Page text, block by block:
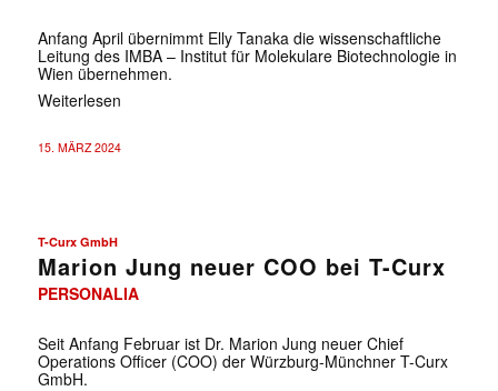
Anfang April übernimmt Elly Tanaka die wissenschaftliche
Leitung des IMBA – Institut für Molekulare Biotechnologie in
Wien übernehmen.
Weiterlesen
15. MÄRZ 2024
T-Curx GmbH
Marion Jung neuer COO bei T-Curx
PERSONALIA
Seit Anfang Februar ist Dr. Marion Jung neuer Chief
Operations Officer (COO) der Würzburg-Münchner T-Curx
GmbH.